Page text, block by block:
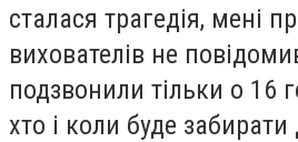
сталася трагедія, мені
вихователів не
подзвонили тільки о 16
хто і коли буде